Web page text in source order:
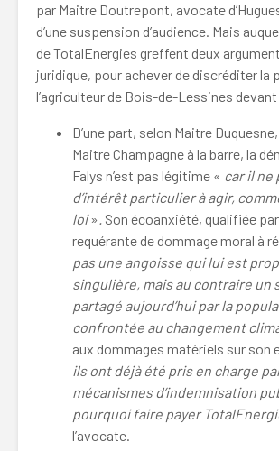
par Maitre Doutrepont, avocate
d’une suspension d’audience. Mais
de TotalEnergies greffent deux
juridique, pour achever de discréditer la
l’agriculteur de Bois-de-Lessines
D’une part, selon Maitre
Maitre Champagne à la barre, la
Falys n’est pas légitime « car il ne
d’intérêt particulier à agir,
loi ». Son écoanxiété, qualifiée
requérante de dommage moral à
pas une angoisse qui lui est
singulière, mais au contraire un
partagé aujourd’hui par la
confrontée au changement
aux dommages matériels sur son
ils ont déjà été pris en charge
mécanismes d’indemnisation
pourquoi faire payer
l’avocate.